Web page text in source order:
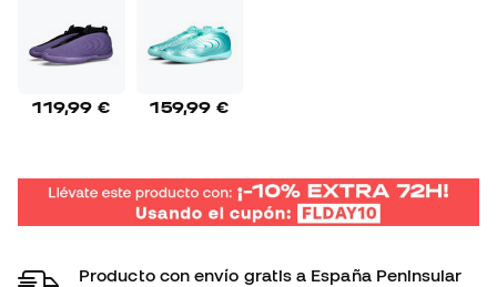
119,99 € 159,99 €
Producto con envío gratis a España Peninsular